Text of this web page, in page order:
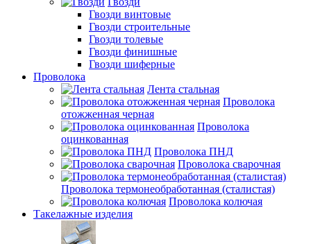
Гвозди винтовые
Гвозди строительные
Гвозди толевые
Гвозди финишные
Гвозди шиферные
Проволока
Лента стальная
Проволока
отожженная черная
Проволока
оцинкованная
Проволока ПНД
Проволока сварочная
Проволока термонеобработанная (сталистая)
Проволока колючая
Такелажные изделия